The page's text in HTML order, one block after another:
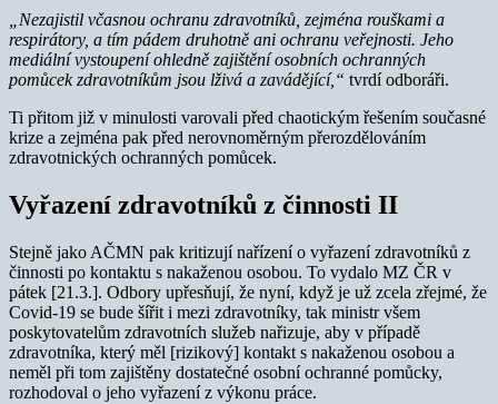
„Nezajistil včasnou ochranu zdravotníků, zejména rouškami a
respirátory, a tím pádem druhotně ani ochranu veřejnosti. Jeho
mediální vystoupení ohledně zajištění osobních ochranných
pomůcek zdravotníkům jsou lživá a zavádějící,“ tvrdí odboráři.
Ti přitom již v minulosti varovali před chaotickým řešením současné
krize a zejména pak před nerovnoměrným přerozdělováním
zdravotnických ochranných pomůcek.
Vyřazení zdravotníků z činnosti II
Stejně jako AČMN pak kritizují nařízení o vyřazení zdravotníků z
činnosti po kontaktu s nakaženou osobou. To vydalo MZ ČR v
pátek [21.3.]. Odbory upřesňují, že nyní, když je už zcela zřejmé, že
Covid-19 se bude šířit i mezi zdravotníky, tak ministr všem
poskytovatelům zdravotních služeb nařizuje, aby v případě
zdravotníka, který měl [rizikový] kontakt s nakaženou osobou a
neměl při tom zajištěny dostatečné osobní ochranné pomůcky,
rozhodoval o jeho vyřazení z výkonu práce.